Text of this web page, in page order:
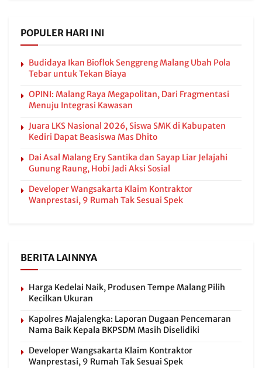
POPULER HARI INI
Budidaya Ikan Bioflok Senggreng Malang Ubah Pola
Tebar untuk Tekan Biaya
OPINI: Malang Raya Megapolitan, Dari Fragmentasi
Menuju Integrasi Kawasan
Juara LKS Nasional 2026, Siswa SMK di Kabupaten
Kediri Dapat Beasiswa Mas Dhito
Dai Asal Malang Ery Santika dan Sayap Liar Jelajahi
Gunung Raung, Hobi Jadi Aksi Sosial
Developer Wangsakarta Klaim Kontraktor
Wanprestasi, 9 Rumah Tak Sesuai Spek
BERITA LAINNYA
Harga Kedelai Naik, Produsen Tempe Malang Pilih
Kecilkan Ukuran
Kapolres Majalengka: Laporan Dugaan Pencemaran
Nama Baik Kepala BKPSDM Masih Diselidiki
Developer Wangsakarta Klaim Kontraktor
Wanprestasi, 9 Rumah Tak Sesuai Spek